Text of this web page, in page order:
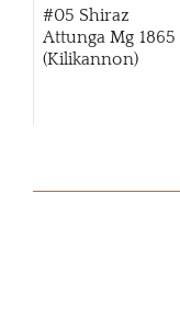
#05 Shiraz
Attunga Mg 1865
(Kilikannon)